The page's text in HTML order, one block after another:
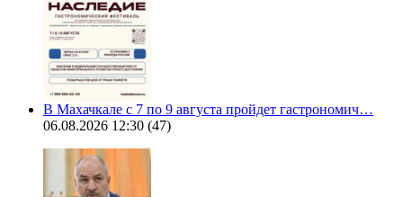
В Махачкале с 7 по 9 августа пройдет гастрономич…
06.08.2026 12:30 (47)